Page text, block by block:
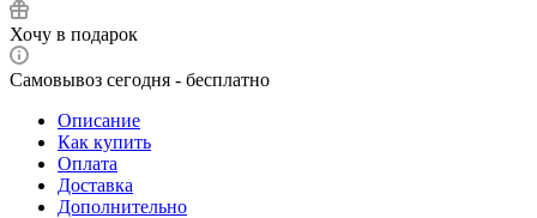
Хочу в подарок
Самовывоз сегодня - бесплатно
Описание
Как купить
Оплата
Доставка
Дополнительно